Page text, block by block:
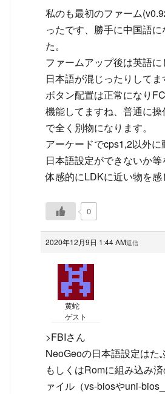
私のも最初のファーム
ったです、勝手に中国語
た。
ファームアップ後は英語
日本語が混じったりしてま
ボタン配置は正常になり
機能してますね、普通に
で全く別物になります。
アーケードでcps1,2以外
日本語設定ができないか
体感的にLDKに近い物を感
0
2020年12月9日 1:44 AM返信
黄蛇
ゲスト
>FBIさん
NeoGeoの日本語設定はた
もしくはRomに組み込み
ァイル（vs-biosやuni-